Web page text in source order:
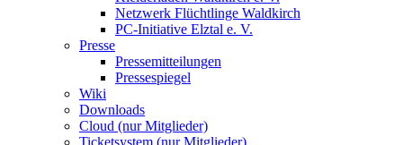
Netzwerk Flüchtlinge Waldkirch
PC-Initiative Elztal e. V.
Presse
Pressemitteilungen
Pressespiegel
Wiki
Downloads
Cloud (nur Mitglieder)
Ticketsystem (nur Mitglieder)